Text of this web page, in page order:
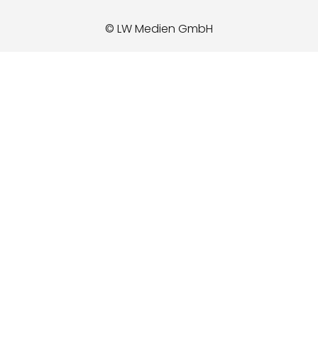
© LW Medien GmbH